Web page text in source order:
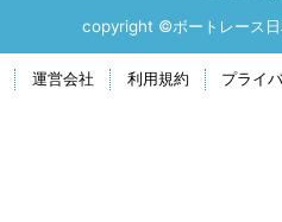
copyright ©ボートレース
運営会社 利用規約 プライ